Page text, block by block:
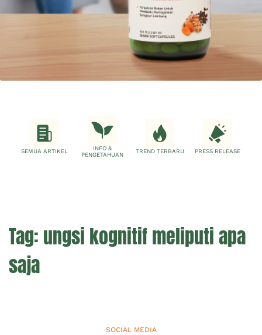
SEMUA ARTIKEL
INFO &
PENGETAHUAN
TREND TERBARU PRESS RELEASE
Tag: ungsi kognitif meliputi apa
saja
SOCIAL MEDIA